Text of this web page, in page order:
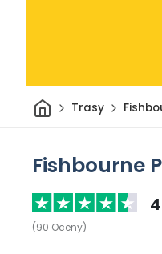
DomTrasy
Fishbourne
(90 Oceny)